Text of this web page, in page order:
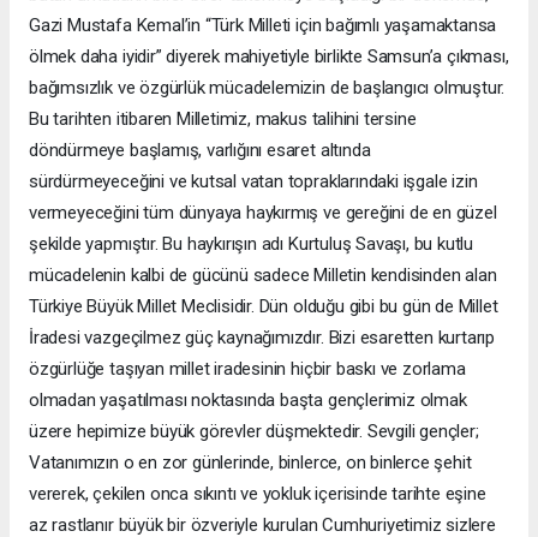
Gazi Mustafa Kemal’in “Türk Milleti için bağımlı yaşamaktansa
ölmek daha iyidir” diyerek mahiyetiyle birlikte Samsun’a çıkması,
bağımsızlık ve özgürlük mücadelemizin de başlangıcı olmuştur.
Bu tarihten itibaren Milletimiz, makus talihini tersine
döndürmeye başlamış, varlığını esaret altında
sürdürmeyeceğini ve kutsal vatan topraklarındaki işgale izin
vermeyeceğini tüm dünyaya haykırmış ve gereğini de en güzel
şekilde yapmıştır. Bu haykırışın adı Kurtuluş Savaşı, bu kutlu
mücadelenin kalbi de gücünü sadece Milletin kendisinden alan
Türkiye Büyük Millet Meclisidir. Dün olduğu gibi bu gün de Millet
İradesi vazgeçilmez güç kaynağımızdır. Bizi esaretten kurtarıp
özgürlüğe taşıyan millet iradesinin hiçbir baskı ve zorlama
olmadan yaşatılması noktasında başta gençlerimiz olmak
üzere hepimize büyük görevler düşmektedir. Sevgili gençler;
Vatanımızın o en zor günlerinde, binlerce, on binlerce şehit
vererek, çekilen onca sıkıntı ve yokluk içerisinde tarihte eşine
az rastlanır büyük bir özveriyle kurulan Cumhuriyetimiz sizlere